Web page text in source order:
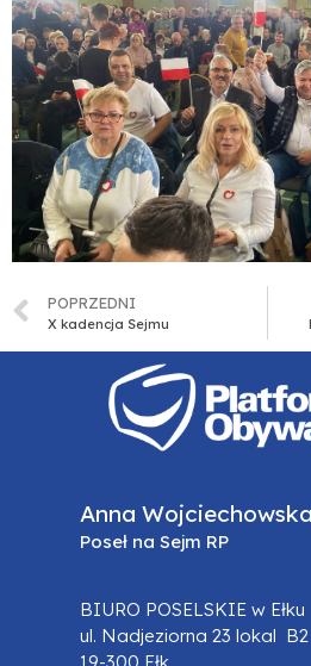
POPRZEDNI
X kadencja Sejmu
Anna Wojciechowska
Poseł na Sejm RP
BIURO POSELSKIE w Ełku
ul. Nadjeziorna 23 lokal B2